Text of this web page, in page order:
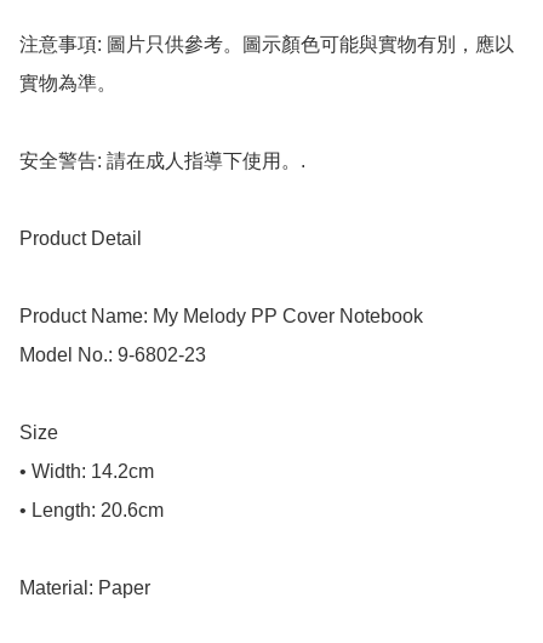
注意事項: 圖片只供參考。圖示顏色可能與實物有別，應以
實物為準。
安全警告: 請在成人指導下使用。.
Product Detail
Product Name: My Melody PP Cover Notebook
Model No.: 9-6802-23
Size
• Width: 14.2cm
• Length: 20.6cm
Material: Paper